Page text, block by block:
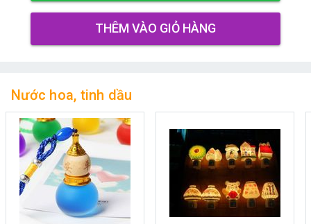
THÊM VÀO GIỎ HÀNG
Nước hoa, tinh dầu